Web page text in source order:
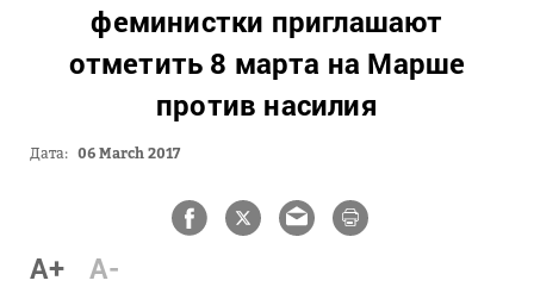
феминистки приглашают
отметить 8 марта на Марше
против насилия
Дата: 06 March 2017
A+ A-